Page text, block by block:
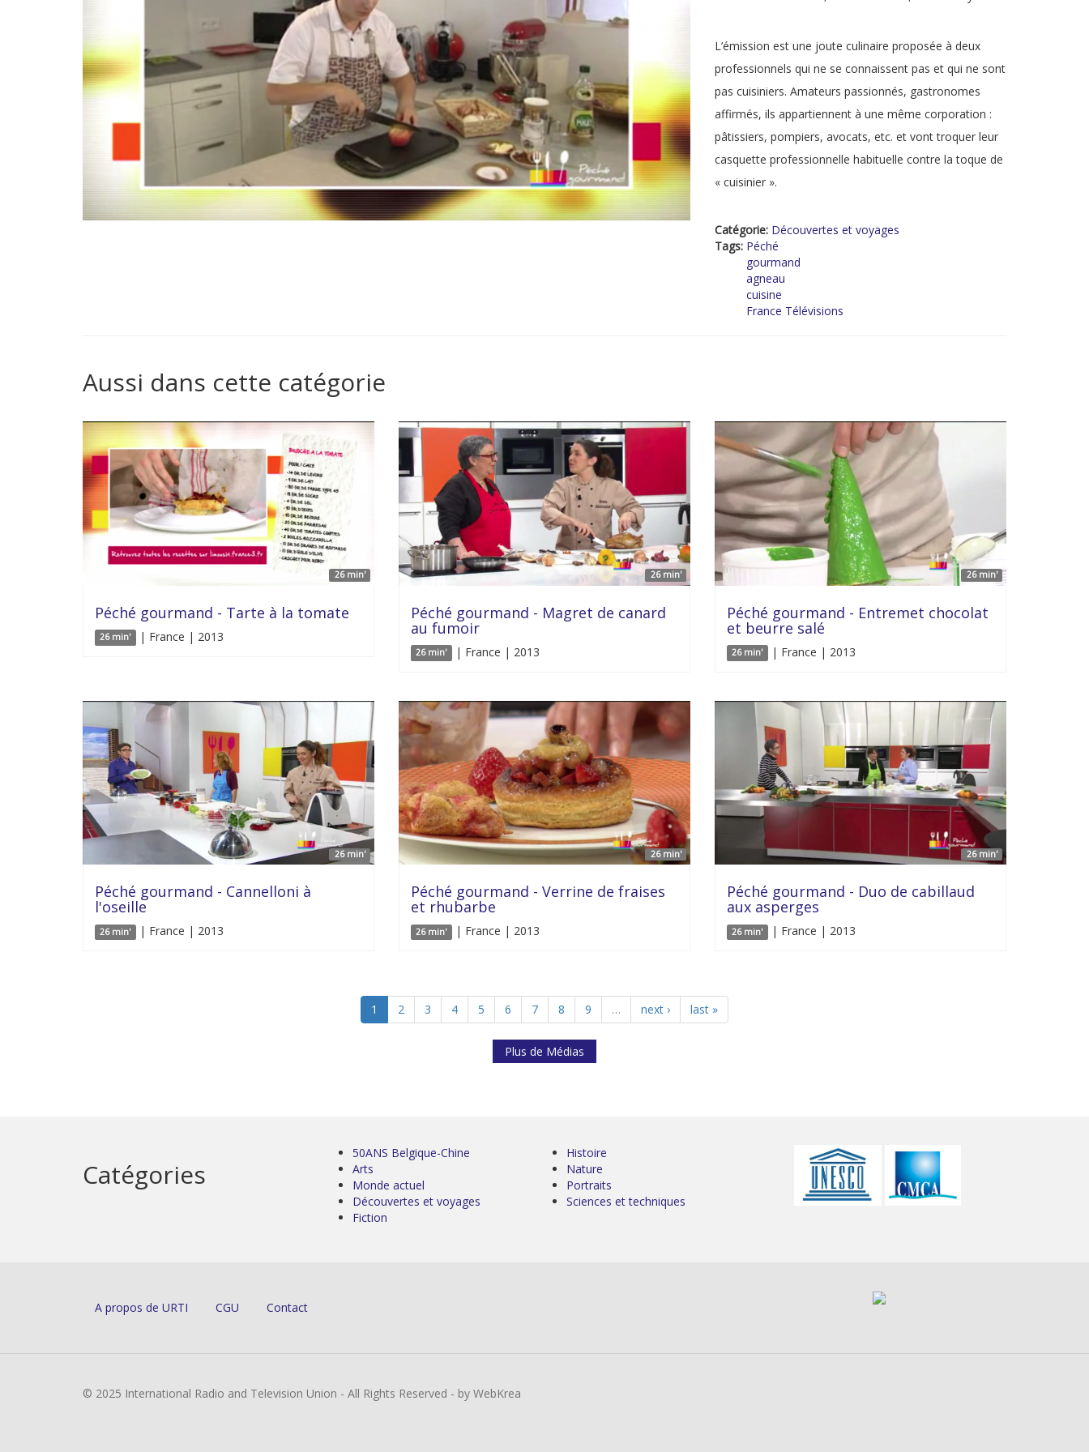
L’émission est une joute culinaire proposée à deux
professionnels qui ne se connaissent pas et qui ne sont
pas cuisiniers. Amateurs passionnés, gastronomes
affirmés, ils appartiennent à une même corporation :
pâtissiers, pompiers, avocats, etc. et vont troquer leur
casquette professionnelle habituelle contre la toque de
« cuisinier ».
Catégorie: Découvertes et voyages
Tags: Péché
gourmand
agneau
cuisine
France Télévisions
Aussi dans cette catégorie
26 min'
Péché gourmand - Tarte à la tomate
26 min' | France | 2013
26 min'
Péché gourmand - Magret de canard
au fumoir
26 min' | France | 2013
26 min'
Péché gourmand - Entremet chocolat
et beurre salé
26 min' | France | 2013
26 min'
Péché gourmand - Cannelloni à
l'oseille
26 min' | France | 2013
26 min'
Péché gourmand - Verrine de fraises
et rhubarbe
26 min' | France | 2013
26 min'
Péché gourmand - Duo de cabillaud
aux asperges
26 min' | France | 2013
1 2 3 4 5 6 7 8 9 … next › last »
Plus de Médias
Catégories
50ANS Belgique-Chine
Arts
Monde actuel
Découvertes et voyages
Fiction
Histoire
Nature
Portraits
Sciences et techniques
A propos de URTI CGU Contact
© 2025 International Radio and Television Union - All Rights Reserved - by WebKrea